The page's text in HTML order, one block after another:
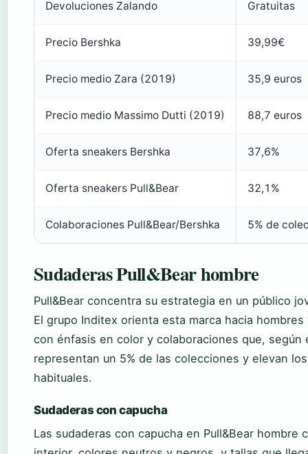
Devoluciones Zalando Gratuitas
Precio Bershka 39,99€
Precio medio Zara (2019) 35,9 euros
Precio medio Massimo Dutti (2019) 88,7 euros
Oferta sneakers Bershka 37,6%
Oferta sneakers Pull&Bear 32,1%
Colaboraciones Pull&Bear/Bershka 5% de
Sudaderas Pull&Bear hombre
Pull&Bear concentra su estrategia en un público
El grupo Inditex orienta esta marca hacia
con énfasis en color y colaboraciones que,
representan un 5% de las colecciones y elevan
habituales.
Sudaderas con capucha
Las sudaderas con capucha en Pull&Bear